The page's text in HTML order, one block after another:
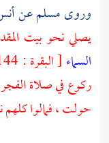
وروىمسلمعن
يصلي نحوبيت
السماء [ البقرة : 144 ] الآية . فمر رجل من
ركوع في صلاة
حولت ، فمالوا كلهم